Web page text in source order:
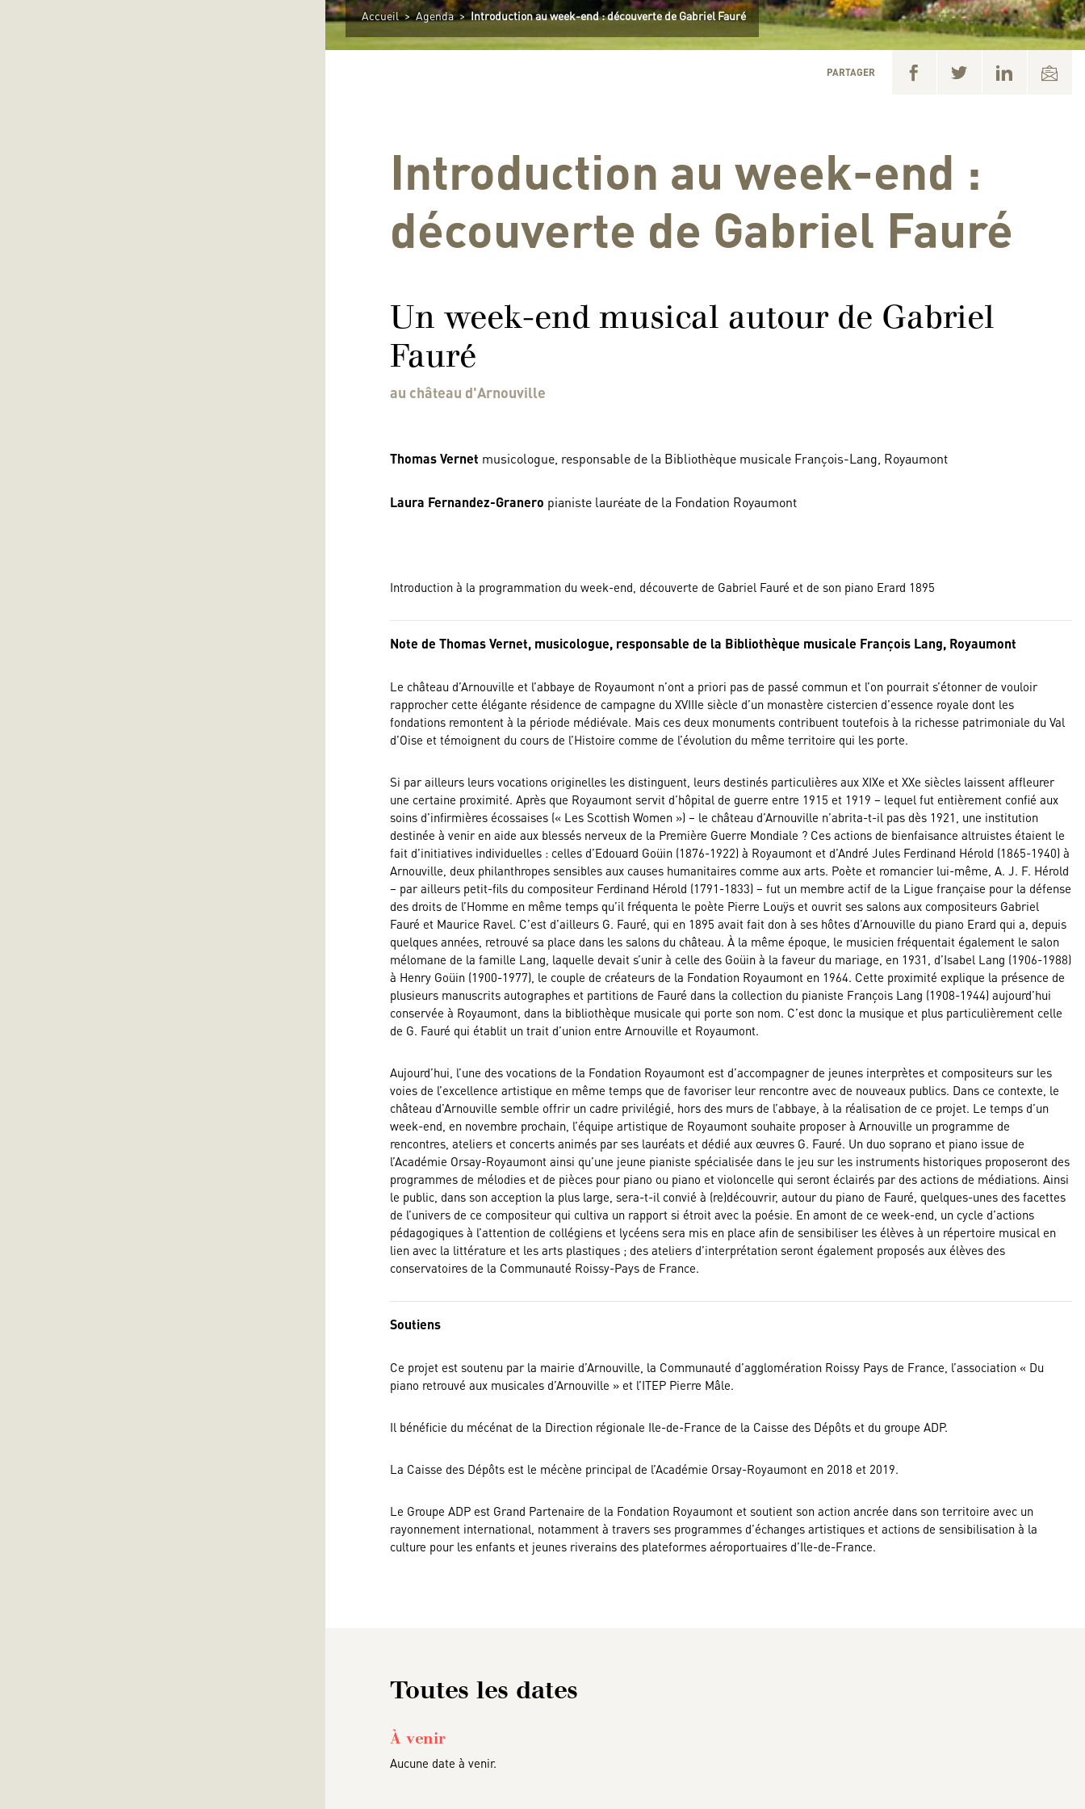
Accueil > Agenda > Introduction au week-end : découverte de Gabriel Fauré
PARTAGER
Introduction au week-end :
découverte de Gabriel Fauré
Un week-end musical autour de Gabriel
Fauré
au château d'Arnouville
Thomas Vernet musicologue, responsable de la Bibliothèque musicale François-Lang, Royaumont
Laura Fernandez-Granero pianiste lauréate de la Fondation Royaumont
Introduction à la programmation du week-end, découverte de Gabriel Fauré et de son piano Erard 1895
Note de Thomas Vernet, musicologue, responsable de la Bibliothèque musicale François Lang, Royaumont
Le château d’Arnouville et l’abbaye de Royaumont n’ont a priori pas de passé commun et l’on pourrait s’étonner de vouloir
rapprocher cette élégante résidence de campagne du XVIIIe siècle d’un monastère cistercien d’essence royale dont les
fondations remontent à la période médiévale. Mais ces deux monuments contribuent toutefois à la richesse patrimoniale du Val
d’Oise et témoignent du cours de l’Histoire comme de l’évolution du même territoire qui les porte.
Si par ailleurs leurs vocations originelles les distinguent, leurs destinés particulières aux XIXe et XXe siècles laissent affleurer
une certaine proximité. Après que Royaumont servit d’hôpital de guerre entre 1915 et 1919 – lequel fut entièrement confié aux
soins d’infirmières écossaises (« Les Scottish Women ») – le château d’Arnouville n’abrita-t-il pas dès 1921, une institution
destinée à venir en aide aux blessés nerveux de la Première Guerre Mondiale ? Ces actions de bienfaisance altruistes étaient le
fait d’initiatives individuelles : celles d’Edouard Goüin (1876-1922) à Royaumont et d’André Jules Ferdinand Hérold (1865-1940) à
Arnouville, deux philanthropes sensibles aux causes humanitaires comme aux arts. Poète et romancier lui-même, A. J. F. Hérold
– par ailleurs petit-fils du compositeur Ferdinand Hérold (1791-1833) – fut un membre actif de la Ligue française pour la défense
des droits de l’Homme en même temps qu’il fréquenta le poète Pierre Louÿs et ouvrit ses salons aux compositeurs Gabriel
Fauré et Maurice Ravel. C’est d’ailleurs G. Fauré, qui en 1895 avait fait don à ses hôtes d’Arnouville du piano Erard qui a, depuis
quelques années, retrouvé sa place dans les salons du château. À la même époque, le musicien fréquentait également le salon
mélomane de la famille Lang, laquelle devait s’unir à celle des Goüin à la faveur du mariage, en 1931, d’Isabel Lang (1906-1988)
à Henry Goüin (1900-1977), le couple de créateurs de la Fondation Royaumont en 1964. Cette proximité explique la présence de
plusieurs manuscrits autographes et partitions de Fauré dans la collection du pianiste François Lang (1908-1944) aujourd’hui
conservée à Royaumont, dans la bibliothèque musicale qui porte son nom. C’est donc la musique et plus particulièrement celle
de G. Fauré qui établit un trait d’union entre Arnouville et Royaumont.
Aujourd’hui, l’une des vocations de la Fondation Royaumont est d’accompagner de jeunes interprètes et compositeurs sur les
voies de l’excellence artistique en même temps que de favoriser leur rencontre avec de nouveaux publics. Dans ce contexte, le
château d’Arnouville semble offrir un cadre privilégié, hors des murs de l’abbaye, à la réalisation de ce projet. Le temps d’un
week-end, en novembre prochain, l’équipe artistique de Royaumont souhaite proposer à Arnouville un programme de
rencontres, ateliers et concerts animés par ses lauréats et dédié aux œuvres G. Fauré. Un duo soprano et piano issue de
l’Académie Orsay-Royaumont ainsi qu’une jeune pianiste spécialisée dans le jeu sur les instruments historiques proposeront des
programmes de mélodies et de pièces pour piano ou piano et violoncelle qui seront éclairés par des actions de médiations. Ainsi
le public, dans son acception la plus large, sera-t-il convié à (re)découvrir, autour du piano de Fauré, quelques-unes des facettes
de l’univers de ce compositeur qui cultiva un rapport si étroit avec la poésie. En amont de ce week-end, un cycle d’actions
pédagogiques à l’attention de collégiens et lycéens sera mis en place afin de sensibiliser les élèves à un répertoire musical en
lien avec la littérature et les arts plastiques ; des ateliers d’interprétation seront également proposés aux élèves des
conservatoires de la Communauté Roissy-Pays de France.
Soutiens
Ce projet est soutenu par la mairie d’Arnouville, la Communauté d’agglomération Roissy Pays de France, l’association « Du
piano retrouvé aux musicales d’Arnouville » et l’ITEP Pierre Mâle.
Il bénéficie du mécénat de la Direction régionale Ile-de-France de la Caisse des Dépôts et du groupe ADP.
La Caisse des Dépôts est le mécène principal de l’Académie Orsay-Royaumont en 2018 et 2019.
Le Groupe ADP est Grand Partenaire de la Fondation Royaumont et soutient son action ancrée dans son territoire avec un
rayonnement international, notamment à travers ses programmes d’échanges artistiques et actions de sensibilisation à la
culture pour les enfants et jeunes riverains des plateformes aéroportuaires d’Ile-de-France.
Toutes les dates
À venir
Aucune date à venir.